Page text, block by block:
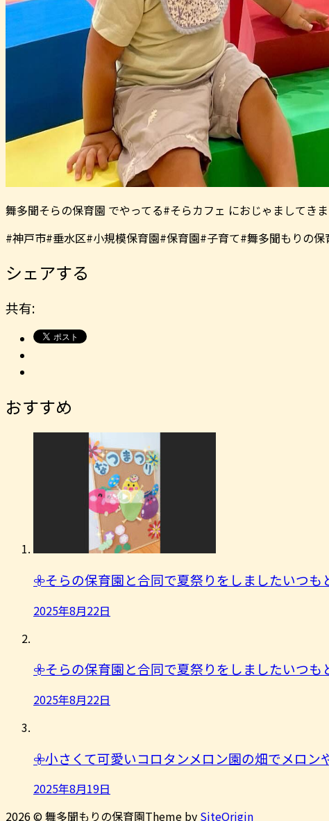
舞多聞そらの保育園 でやってる#そらカフェ におじゃましてきま
#神戸市#垂水区#小規模保育園#保育園#子育て#舞多聞もりの
シェアする
共有:
おすすめ
𖧷そらの保育園と合同で夏祭りをしましたいつ
2025年8月22日
𖧷そらの保育園と合同で夏祭りをしましたいつ
2025年8月22日
𖧷小さくて可愛いコロタンメロン園の畑でメロ
2025年8月19日
2026 © 舞多聞もりの保育園Theme by SiteOrigin